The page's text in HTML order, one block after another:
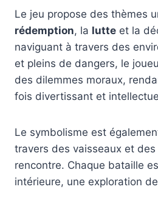
Le jeu propose des thèmes
rédemption, la lutte et la
naviguant à travers des
et pleins de dangers, le
des dilemmes moraux,
fois divertissant et
Le symbolisme est
travers des vaisseaux et des
rencontre. Chaque bataille
intérieure, une exploration